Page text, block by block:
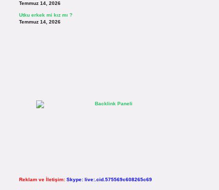
Temmuz 14, 2026
Utku erkek mi kız mı ?
Temmuz 14, 2026
Reklam ve İletişim: Skype: live:.cid.575569c608265c69